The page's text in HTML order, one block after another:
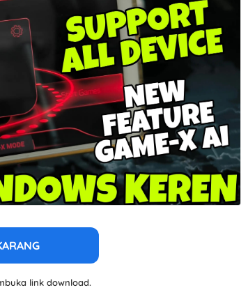
link download.